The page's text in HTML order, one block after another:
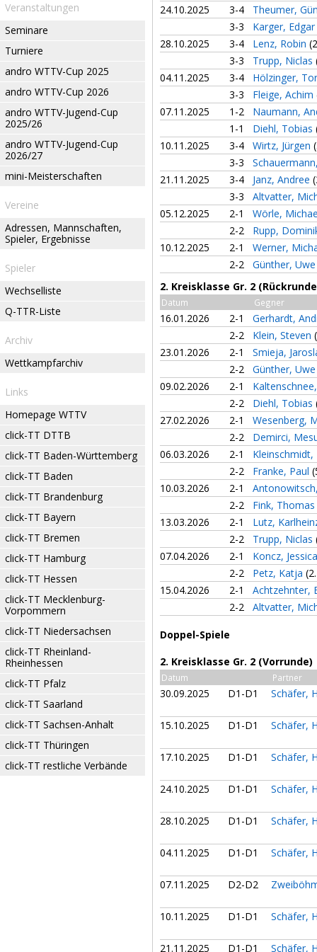
Veranstaltungen
Seminare
Turniere
andro WTTV-Cup 2025
andro WTTV-Cup 2026
andro WTTV-Jugend-Cup
2025/26
andro WTTV-Jugend-Cup
2026/27
mini-Meisterschaften
Vereine
Adressen, Mannschaften,
Spieler, Ergebnisse
Spieler
Wechselliste
Q-TTR-Liste
Archiv
Wettkampfarchiv
Links
Homepage WTTV
click-TT DTTB
click-TT Baden-Württemberg
click-TT Baden
click-TT Brandenburg
click-TT Bayern
click-TT Bremen
click-TT Hamburg
click-TT Hessen
click-TT Mecklenburg-
Vorpommern
click-TT Niedersachsen
click-TT Rheinland-
Rheinhessen
click-TT Pfalz
click-TT Saarland
click-TT Sachsen-Anhalt
click-TT Thüringen
click-TT restliche Verbände
24.10.2025
3-4
Theumer,
3-3
Karger, Edgar
28.10.2025
3-4 Lenz, Robin
3-3
Trupp, Niclas
04.11.2025
3-4
Hölzinger,
3-3
Fleige, Achim
07.11.2025
1-2
Naumann,
1-1
Diehl, Tobias
10.11.2025
3-4 Wirtz, Jürgen
3-3
21.11.2025
3-4 Janz, Andree
3-3
Altvatter,
05.12.2025
2-1
Wörle,
2-2
Rupp,
10.12.2025
2-1
Werner,
2-2
Günther,
2. Kreisklasse Gr. 2
Datum Gegner
16.01.2026 2-1
Gerhardt,
2-2
Klein, Steven
23.01.2026
2-1
Smieja,
2-2
Günther,
09.02.2026
2-1
2-2
Diehl, Tobias
27.02.2026
2-1
Wesenberg,
2-2
Demirci,
06.03.2026
2-1
2-2
Franke, Paul
10.03.2026
2-1
2-2
Fink, Thomas
13.03.2026
2-1
Lutz,
2-2
Trupp, Niclas
07.04.2026
2-1
Koncz,
2-2
Petz, Katja
15.04.2026
2-1
Achtzehnter,
2-2
Altvatter,
Doppel-Spiele
2. Kreisklasse Gr. 2 (Vorrunde)
Datum Partner
30.09.2025 D1-D1 Schäfer,
15.10.2025 D1-D1 Schäfer,
17.10.2025 D1-D1 Schäfer,
24.10.2025 D1-D1 Schäfer,
28.10.2025 D1-D1 Schäfer,
04.11.2025 D1-D1 Schäfer,
07.11.2025 D2-D2
10.11.2025 D1-D1 Schäfer,
21.11.2025 D1-D1 Schäfer,